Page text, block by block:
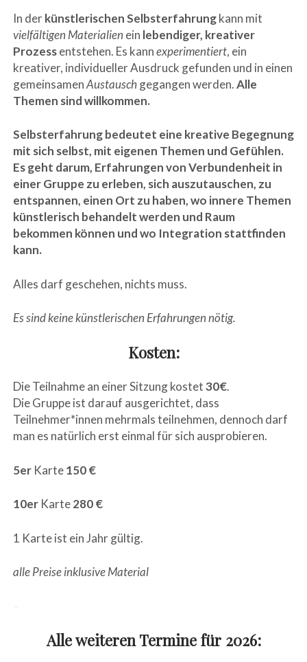
In derkünstlerischen Selbsterfahrungkann mit
vielfältigen Materialien ein lebendiger, kreativer
Prozessentstehen. Es kannexperimentiert, ein
kreativer, individueller Ausdruck gefunden und in einen
gemeinsamenAustauschgegangen werden.Alle
Themen sind willkommen.
Selbsterfahrung bedeutet eine kreative Begegnung
mit sich selbst, mit eigenen Themen und Gefühlen.
Es geht darum, Erfahrungen von Verbundenheit in
einer Gruppe zu erleben, sich auszutauschen, zu
entspannen, einen Ort zu haben, wo innere Themen
künstlerisch behandelt werden und Raum
bekommen können und wo Integration stattfinden
kann.
Alles darf geschehen, nichts muss.
Es sind keine künstlerischen Erfahrungen nötig.
Kosten:
Die Teilnahme an einer Sitzung kostet30€.
Die Gruppe ist darauf ausgerichtet, dass
Teilnehmer*innen mehrmals teilnehmen, dennoch darf
man es natürlich erst einmal für sich ausprobieren.
5erKarte150 €
10erKarte280 €
1 Karte ist ein Jahr gültig.
alle Preise inklusive Material
Alle weiteren Termine für 2026: